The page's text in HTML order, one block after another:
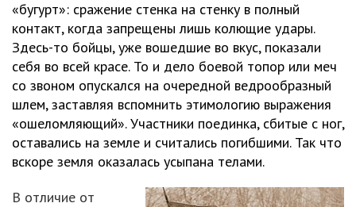
«бугурт»: сражение стенка на стенку в полный
контакт, когда запрещены лишь колющие удары.
Здесь-то бойцы, уже вошедшие во вкус, показали
себя во всей красе. То и дело боевой топор или меч
со звоном опускался на очередной ведрообразный
шлем, заставляя вспомнить этимологию выражения
«ошеломляющий». Участники поединка, сбитые с ног,
оставались на земле и считались погибшими. Так что
вскоре земля оказалась усыпана телами.
В отличие от